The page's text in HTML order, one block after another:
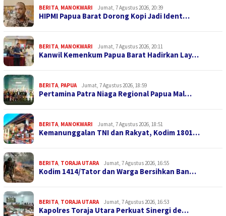
BERITA, MANOKWARI Jumat, 7 Agustus 2026, 20:39
HIPMI Papua Barat Dorong Kopi Jadi Ident…
BERITA, MANOKWARI Jumat, 7 Agustus 2026, 20:11
Kanwil Kemenkum Papua Barat Hadirkan Lay…
BERITA, PAPUA Jumat, 7 Agustus 2026, 18:59
Pertamina Patra Niaga Regional Papua Mal…
BERITA, MANOKWARI Jumat, 7 Agustus 2026, 18:51
Kemanunggalan TNI dan Rakyat, Kodim 1801…
BERITA, TORAJA UTARA Jumat, 7 Agustus 2026, 16:55
Kodim 1414/Tator dan Warga Bersihkan Ban…
BERITA, TORAJA UTARA Jumat, 7 Agustus 2026, 16:53
Kapolres Toraja Utara Perkuat Sinergi de…